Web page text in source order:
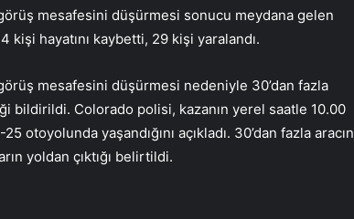
mesafesini düşürmesi sonucu meydana gelen
kişi hayatını kaybetti, 29 kişi yaralandı.
mesafesini düşürmesi nedeniyle 30’dan fazla
bildirildi. Colorado polisi, kazanın yerel saatle 10.00
otoyolunda yaşandığını açıkladı. 30’dan fazla aracın
yoldan çıktığı belirtildi.